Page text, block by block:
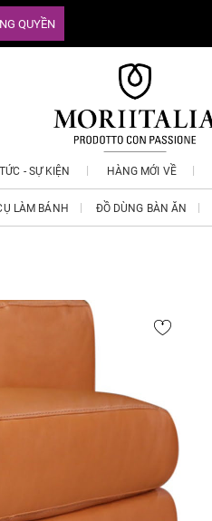
QUYỀN
- SỰ KIỆN HÀNG MỚI VỀ
LÀM BÁNH ĐỒ DÙNG BÀN ĂN